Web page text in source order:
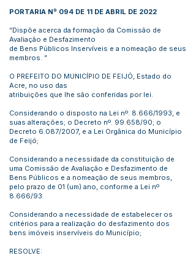
PORTARIA Nº 094 DE 11 DE ABRIL DE 2022
“Dispõe acerca da formação da Comissão de
Avaliação e Desfazimento
de Bens Públicos Inservíveis e a nomeação de seus
membros. ”
O PREFEITO DO MUNICÍPIO DE FEIJÓ, Estado do
Acre, no uso das
atribuições que lhe são conferidas por lei.
Considerando o disposto na Lei nº. 8.666/1993, e
suas alterações; o Decreto nº. 99.658/90; o
Decreto 6.087/2007, e a Lei Orgânica do Município
de Feijó;
Considerando a necessidade da constituição de
uma Comissão de Avaliação e Desfazimento de
Bens Públicos e a nomeação de seus membros,
pelo prazo de 01 (um) ano, conforme a Lei nº
8.666/93.
Considerando a necessidade de estabelecer os
critérios para a realização do desfazimento dos
bens imóveis inservíveis do Município;
RESOLVE: